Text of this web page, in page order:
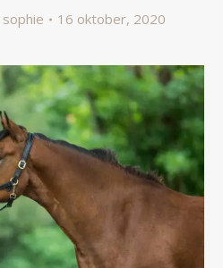
sophie 16 oktober, 2020